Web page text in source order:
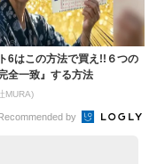
6はこの方法で買え!!６つの
全一致』する方法
MURA)
by